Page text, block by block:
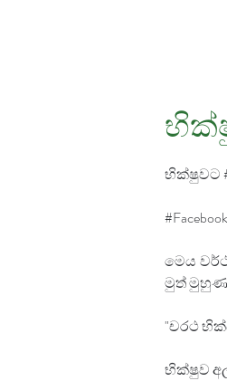
භික්ෂුවට
මෙය
මුත්
"චරථ
භික්ෂුව